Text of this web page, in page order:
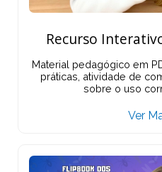
Recurso
Material pedagógico em
práticas, atividade de
sobre o uso
Ver